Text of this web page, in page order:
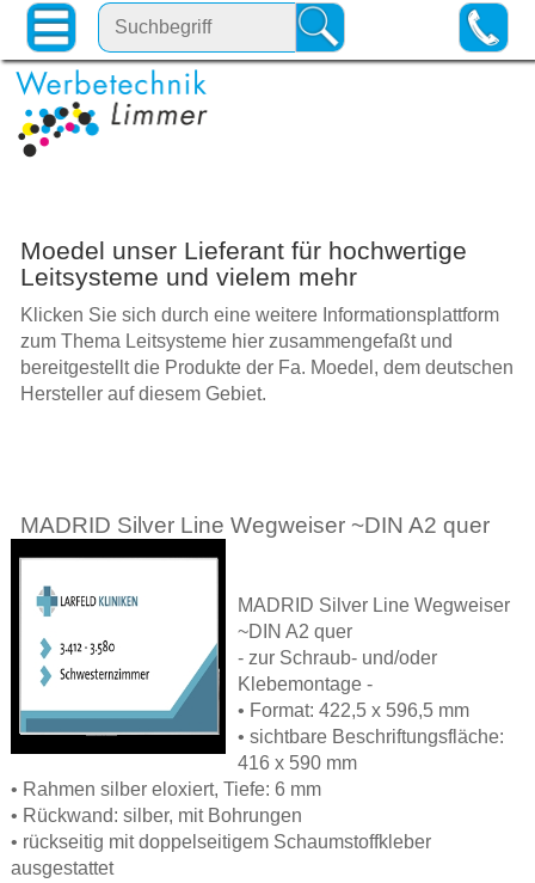
Moedel unser Lieferant für hochwertige
Leitsysteme und vielem mehr
Klicken Sie sich durch eine weitere Informationsplattform
zum Thema Leitsysteme hier zusammengefaßt und
bereitgestellt die Produkte der Fa. Moedel, dem deutschen
Hersteller auf diesem Gebiet.
MADRID Silver Line Wegweiser ~DIN A2 quer
MADRID Silver Line Wegweiser
~DIN A2 quer
- zur Schraub- und/oder
Klebemontage -
• Format: 422,5 x 596,5 mm
• sichtbare Beschriftungsfläche:
416 x 590 mm
• Rahmen silber eloxiert, Tiefe: 6 mm
• Rückwand: silber, mit Bohrungen
• rückseitig mit doppelseitigem Schaumstoffkleber
ausgestattet